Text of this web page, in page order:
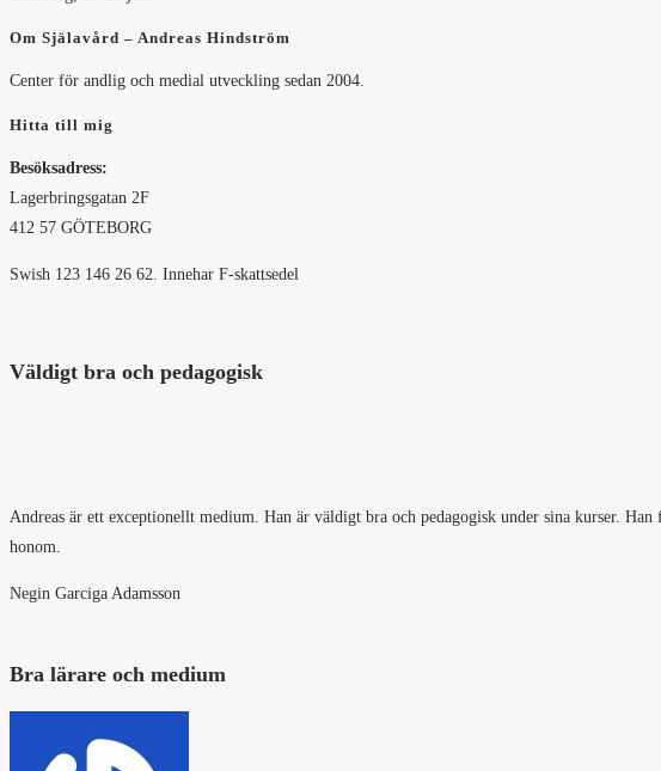
Om Själavård – Andreas Hindström
Center för andlig och medial utveckling sedan 2004.
Hitta till mig
Besöksadress:
Lagerbringsgatan 2F
412 57 GÖTEBORG
Swish 123 146 26 62. Innehar F-skattsedel
Väldigt bra och pedagogisk
Andreas är ett exceptionellt medium. Han är väldigt bra och pedagogisk under sina kurser.
honom.
Negin Garciga Adamsson
Bra lärare och medium